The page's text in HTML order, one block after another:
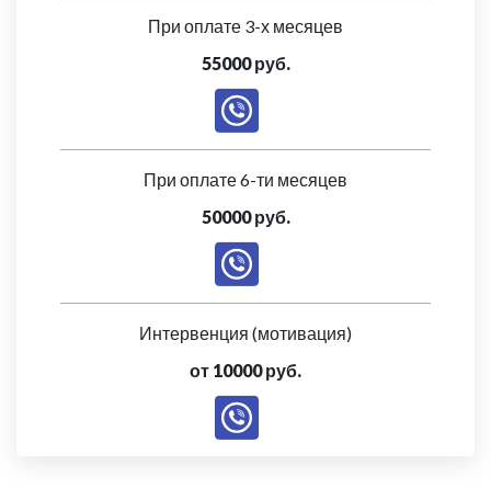
При оплате 3-х месяцев
55000 руб.
При оплате 6-ти месяцев
50000 руб.
Интервенция (мотивация)
от 10000 руб.